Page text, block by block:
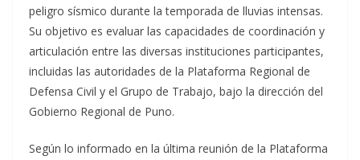
peligro sísmico durante la temporada de lluvias intensas.
Su objetivo es evaluar las capacidades de coordinación y
articulación entre las diversas instituciones participantes,
incluidas las autoridades de la Plataforma Regional de
Defensa Civil y el Grupo de Trabajo, bajo la dirección del
Gobierno Regional de Puno.
Según lo informado en la última reunión de la Plataforma